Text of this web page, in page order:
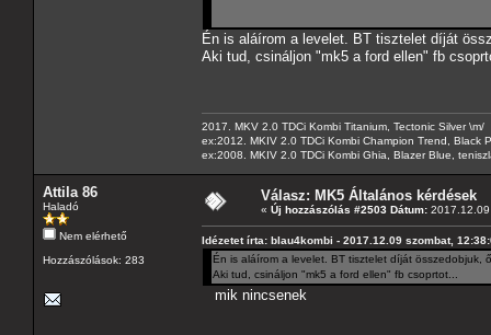
Én is aláírom a levelet. BT tisztelet díját
Aki tud, csináljon "mk5 a ford ellen" fb
2017. MKV 2.0 TDCi Kombi Titanium, Tectonic Silver \m/
ex:2012. MKIV 2.0 TDCi Kombi Champion Trend, Black
ex:2008. MKIV 2.0 TDCi Kombi Ghia, Blazer Blue,
Attila 86
Haladó
Nem elérhető
Hozzászólások: 283
Válasz: MK5 Általános kérdések
« Új hozzászólás #2503 Dátum:
Idézetet írta: blau4kombi - 2017.12.09 szombat,
Én is aláírom a levelet. BT tisztelet díját összedobjuk,
Aki tud, csináljon "mk5 a ford ellen" fb csoprtot...
mik nincsenek